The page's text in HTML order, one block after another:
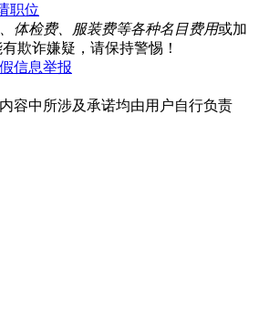
职位
体检费、服装费等各种名目费用或加
欺诈嫌疑，请保持警惕！
信息举报
容中所涉及承诺均由用户自行负责